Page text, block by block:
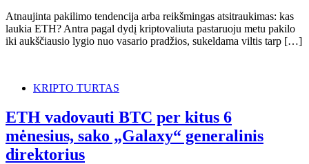
Atnaujinta pakilimo tendencija arba reikšmingas atsitraukimas: kas
laukia ETH? Antra pagal dydį kriptovaliuta pastaruoju metu pakilo
iki aukščiausio lygio nuo vasario pradžios, sukeldama viltis tarp […]
KRIPTO TURTAS
ETH vadovauti BTC per kitus 6
mėnesius, sako „Galaxy“ generalinis
direktorius